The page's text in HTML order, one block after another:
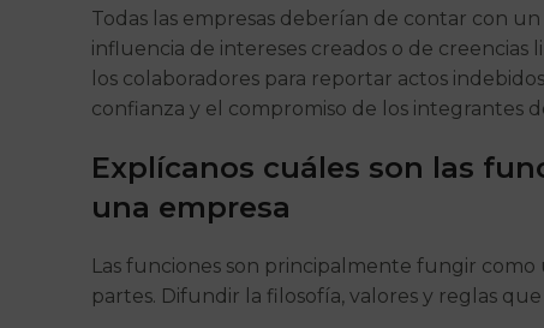
Todas las empresas deberían de contar con
influencia de intereses creados o de
los colaboradores para reportar actos
confianza y el compromiso de los integrantes
Explícanos cuáles son las
una empresa
Las funciones son principalmente fungir
partes. Difundir la filosofía, valores y reglas